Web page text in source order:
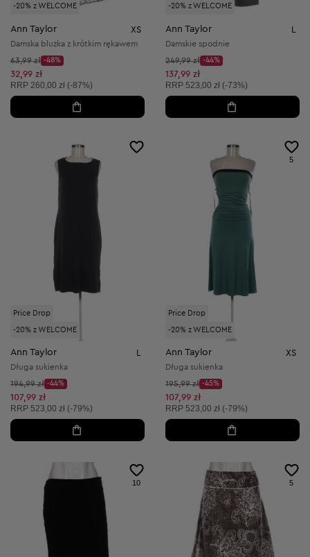
-20% z WELCOME
Ann Taylor XS
Damska bluzka z krótkim rękawem
Cena początkowa:
63,99 zł
Discount Price:
-48%
Obniżona cena:
32,99 zł
Cena sugerowana:
RRP 260,00 zł (-87%)
-20% z WELCOME
Ann Taylor
Damskie spodnie
Cena początkowa:
249,99 zł
Discount Price:
-44%
Obniżona cena:
137,99 zł
Cena sugerowana:
RRP 523,00 zł (-73%)
Price Drop
-20% z WELCOME
Ann Taylor
Długa sukienka
Cena początkowa:
194,99 zł
Discount Price:
-44%
Obniżona cena:
107,99 zł
Cena sugerowana:
RRP 523,00 zł (-79%)
Price Drop
-20% z WELCOME
5
Ann Taylor XS
Długa sukienka
Cena początkowa:
195,99 zł
Discount Price:
-45%
Obniżona cena:
107,99 zł
Cena sugerowana:
RRP 523,00 zł (-79%)
10 5